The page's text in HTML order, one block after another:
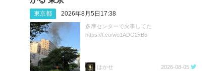
東京都 2026年8月5日17:38
多摩センターで火事してた
https://t.co/wo1ADG2xB6
はかせ 2026-08-05